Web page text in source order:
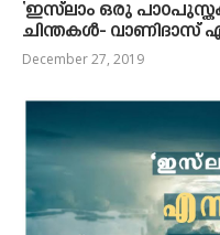
‘ഇസ്‌ലാം ഒരു
ചിന്തകള്‍- വാണിദാസ്
December 27, 2019